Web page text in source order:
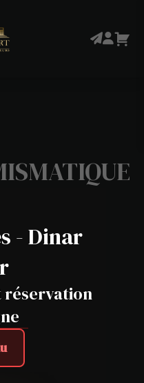
- Dinar
réservation